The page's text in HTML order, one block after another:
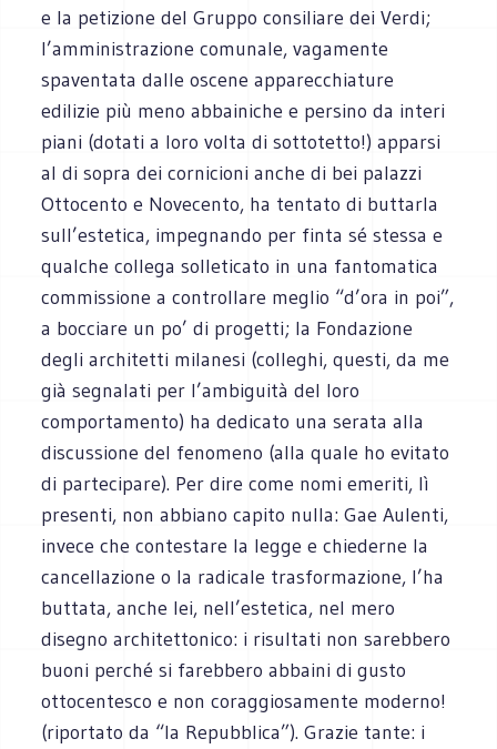
e la petizione del Gruppo consiliare dei Verdi;
l’amministrazione comunale, vagamente
spaventata dalle oscene apparecchiature
edilizie più meno abbainiche e persino da interi
piani (dotati a loro volta di sottotetto!) apparsi
al di sopra dei cornicioni anche di bei palazzi
Ottocento e Novecento, ha tentato di buttarla
sull’estetica, impegnando per finta sé stessa e
qualche collega solleticato in una fantomatica
commissione a controllare meglio “d’ora in poi”,
a bocciare un po’ di progetti; la Fondazione
degli architetti milanesi (colleghi, questi, da me
già segnalati per l’ambiguità del loro
comportamento) ha dedicato una serata alla
discussione del fenomeno (alla quale ho evitato
di partecipare). Per dire come nomi emeriti, lì
presenti, non abbiano capito nulla: Gae Aulenti,
invece che contestare la legge e chiederne la
cancellazione o la radicale trasformazione, l’ha
buttata, anche lei, nell’estetica, nel mero
disegno architettonico: i risultati non sarebbero
buoni perché si farebbero abbaini di gusto
ottocentesco e non coraggiosamente moderno!
(riportato da “la Repubblica”). Grazie tante: i